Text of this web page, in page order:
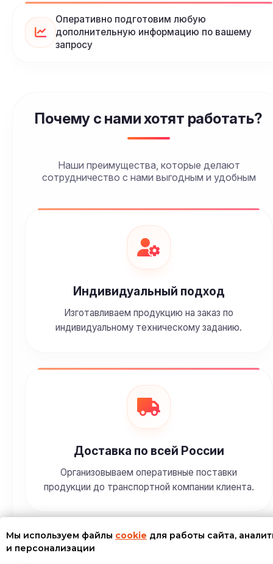
Оперативно подготовим любую
дополнительную информацию по вашему
запросу
Почему с нами хотят работать?
Наши преимущества, которые делают
сотрудничество с нами выгодным и удобным
Индивидуальный подход
Изготавливаем продукцию на заказ по
индивидуальному техническому заданию.
Доставка по всей России
Организовываем оперативные поставки
продукции до транспортной компании клиента.
Мы используем файлы cookie для работы сайта,
и персонализации